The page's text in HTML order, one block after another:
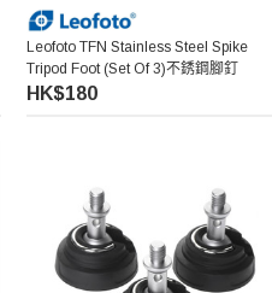
Leofoto TFN Stainless Steel Spike
Tripod Foot (Set Of 3)不銹鋼腳釘
HK$180